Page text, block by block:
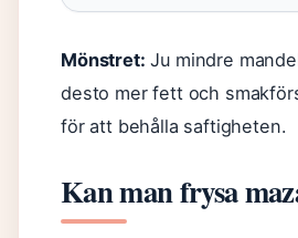
Mönstret: Ju mindre
desto mer fett och
för att behålla saftigheten.
Kan man frysa